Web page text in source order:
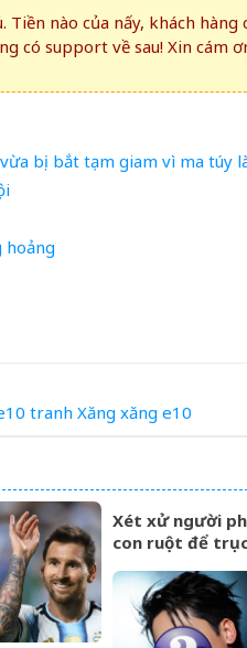
nào của nấy, khách hàng
có support về sau! Xin cám
bị bắt tạm giam vì ma túy
hoảng
tranh Xăng xăng e10
Xét xử người
con ruột để